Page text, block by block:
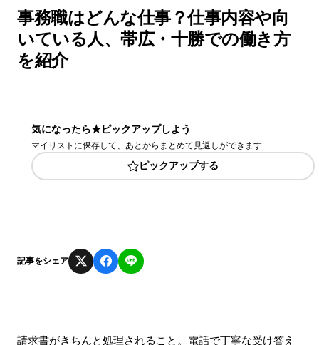
事務職はどんな仕事？仕事内容や向
いている人、帯広・十勝での働き方
を紹介
気になったら★ピックアップしよう
マイリストに保存して、あとからまとめて見返しができます
ピックアップする
記事をシェア
請求書がきちんと処理されること。電話で丁寧な受け答え